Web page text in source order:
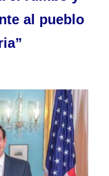
al pueblo